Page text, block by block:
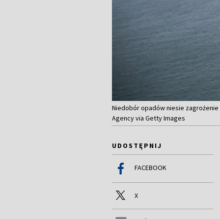
Niedobór opadów niesie
Agency via Getty Images
UDOSTĘPNIJ
FACEBOOK
X